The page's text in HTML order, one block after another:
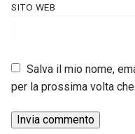
SITO WEB
Salva il mio nome,
per la prossima volta